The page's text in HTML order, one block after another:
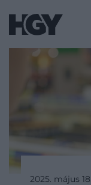
2025. május